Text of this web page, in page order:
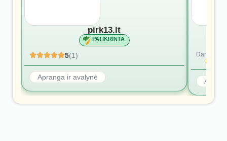
pirk13.lt
PATIKRINTA
5(1)
Apranga ir avalynė
Dar nėra